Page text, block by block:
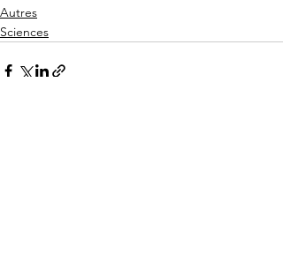
Autres
Sciences